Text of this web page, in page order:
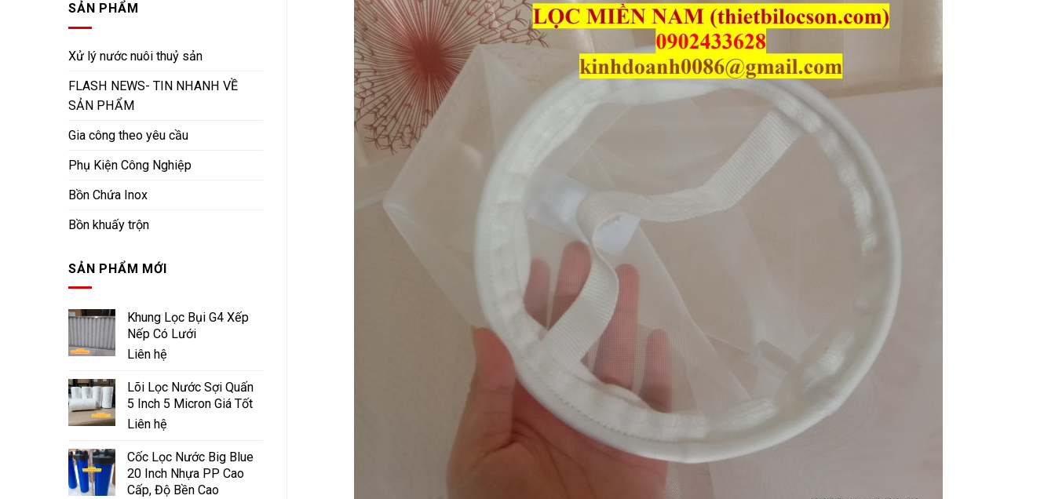
SẢN PHẨM
Xử lý nước nuôi thuỷ sản
FLASH NEWS- TIN NHANH VỀ
SẢN PHẨM
Gia công theo yêu cầu
Phụ Kiện Công Nghiệp
Bồn Chứa Inox
Bồn khuấy trộn
SẢN PHẨM MỚI
Khung Lọc Bụi G4 Xếp
Nếp Có Lưới
Liên hệ
Lõi Lọc Nước Sợi Quấn
5 Inch 5 Micron Giá Tốt
Liên hệ
Cốc Lọc Nước Big Blue
20 Inch Nhựa PP Cao
Cấp, Độ Bền Cao